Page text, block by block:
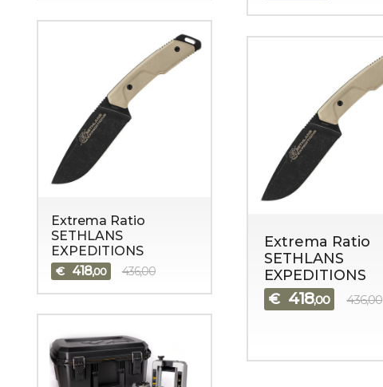
Extrema Ratio
SETHLANS
EXPEDITIONS
€ 418,00 436,00
Extrema Ratio
SETHLANS
EXPEDITIONS
€ 418,00 436,00